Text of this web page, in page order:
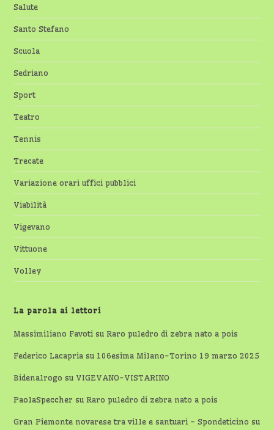
Salute
Santo Stefano
Scuola
Sedriano
Sport
Teatro
Tennis
Trecate
Variazione orari uffici pubblici
Viabilità
Vigevano
Vittuone
Volley
La parola ai lettori
Massimiliano Favoti suRaro puledro di zebra nato a pois
Federico Lacapria su 106esima Milano-Torino 19 marzo 2025
Bidenalrogo su VIGEVANO-VISTARINO
PaolaSpeccher suRaro puledro di zebra nato a pois
Gran Piemonte novarese tra ville e santuari - Spondeticino su